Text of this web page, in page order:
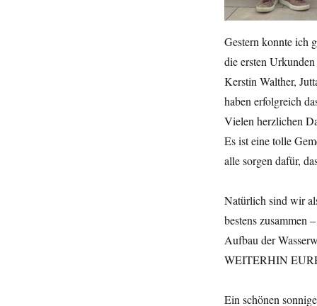
Gestern konnte ich
die ersten
Kerstin Walther,
haben erfolgreich
Vielen herzlichen
Es ist eine tolle
alle sorgen dafür,
Natürlich sind wir
bestens zusammen
Aufbau der
WEITERHIN
Ein schönen